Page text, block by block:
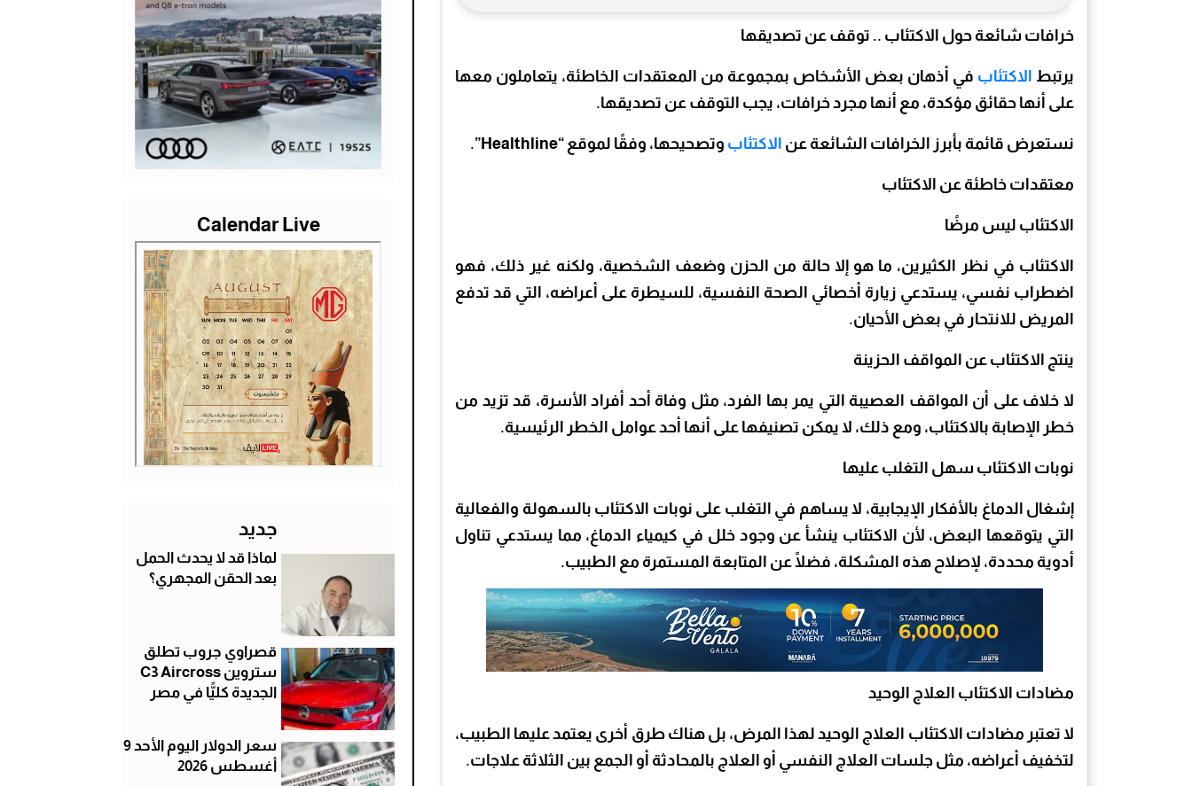
خرافات شائعة حول الاكتئاب .. توقف عن تصديقها
يرتبط الاكتئاب في أذهان بعض الأشخاص بمجموعة من المعتقدات الخاطئة، يتعاملون معها
على أنها حقائق مؤكدة، مع أنها مجرد خرافات، يجب التوقف عن تصديقها.
نستعرض قائمة بأبرز الخرافات الشائعة عن الاكتئاب وتصحيحها، وفقًا لموقع “Healthline”.
معتقدات خاطئة عن الاكتئاب
الاكتئاب ليس مرضًا
الاكتئاب في نظر الكثيرين، ما هو إلا حالة من الحزن وضعف الشخصية، ولكنه غير ذلك، فهو
اضطراب نفسي، يستدعي زيارة أخصائي الصحة النفسية، للسيطرة على أعراضه، التي قد تدفع
المريض للانتحار في بعض الأحيان.
ينتج الاكتئاب عن المواقف الحزينة
لا خلاف على أن المواقف العصيبة التي يمر بها الفرد، مثل وفاة أحد أفراد الأسرة، قد تزيد من
خطر الإصابة بالاكتئاب، ومع ذلك، لا يمكن تصنيفها على أنها أحد عوامل الخطر الرئيسية.
نوبات الاكتئاب سهل التغلب عليها
إشغال الدماغ بالأفكار الإيجابية، لا يساهم في التغلب على نوبات الاكتئاب بالسهولة والفعالية
التي يتوقعها البعض، لأن الاكتئاب ينشأ عن وجود خلل في كيمياء الدماغ، مما يستدعي تناول
أدوية محددة، لإصلاح هذه المشكلة، فضلًا عن المتابعة المستمرة مع الطبيب.
مضادات الاكتئاب العلاج الوحيد
لا تعتبر مضادات الاكتئاب العلاج الوحيد لهذا المرض، بل هناك طرق أخرى يعتمد عليها الطبيب،
لتخفيف أعراضه، مثل جلسات العلاج النفسي أو العلاج بالمحادثة أو الجمع بين الثلاثة علاجات.
Calendar Live
جديد
لماذا قد لا يحدث الحمل
بعد الحقن المجهري؟
قصراوي جروب تطلق
ستروين C3 Aircross
الجديدة كليًّا في مصر
سعر الدولار اليوم الأحد 9
أغسطس 2026